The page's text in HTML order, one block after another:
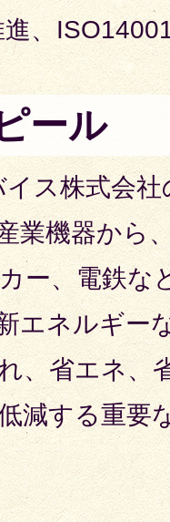
、
ール
ス株式会
業機器から
ー、電鉄な
エネルギー
、省エネ、
減する重要